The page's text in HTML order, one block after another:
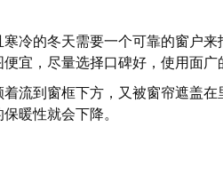
冷的冬天需要一个可靠的窗户来
宜，尽量选择口碑好，使用面广
流到窗框下方，又被窗帘遮盖
暖性就会下降。